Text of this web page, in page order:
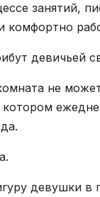
занятий,
комфортно
девичьей
не
девушки в